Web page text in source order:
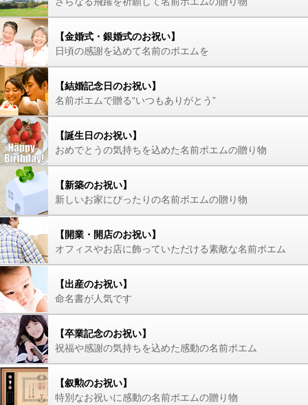
【金婚式・銀婚式のお祝い】
日頃の感謝を込めて名前のポエムを
【結婚記念日のお祝い】
名前ポエムで贈る“いつもありがとう”
【誕生日のお祝い】
おめでとうの気持ちを込めた名前ポエムの贈り物
【新築のお祝い】
新しいお家にぴったりの名前ポエムの贈り物
【開業・開店のお祝い】
オフィスやお店に飾っていただける素敵な名前ポエム
【出産のお祝い】
命名書が人気です
【卒業記念のお祝い】
祝福や感謝の気持ちを込めた感動の名前ポエム
【叙勲のお祝い】
特別なお祝いに感動の名前ポエムの贈り物